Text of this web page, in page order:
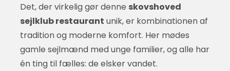
Det, der virkelig gør denne skovshoved
sejlklub restaurant unik, er kombinationen af
tradition og moderne komfort. Her mødes
gamle sejlmænd med unge familier, og alle har
én ting til fælles: de elsker vandet.